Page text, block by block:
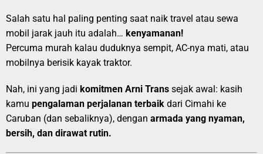
Salah satu hal paling penting saat naik travel atau sewa
mobil jarak jauh itu adalah… kenyamanan!
Percuma murah kalau duduknya sempit, AC-nya mati, atau
mobilnya berisik kayak traktor.
Nah, ini yang jadi komitmen Arni Trans sejak awal: kasih
kamu pengalaman perjalanan terbaik dari Cimahi ke
Caruban (dan sebaliknya), dengan armada yang nyaman,
bersih, dan dirawat rutin.